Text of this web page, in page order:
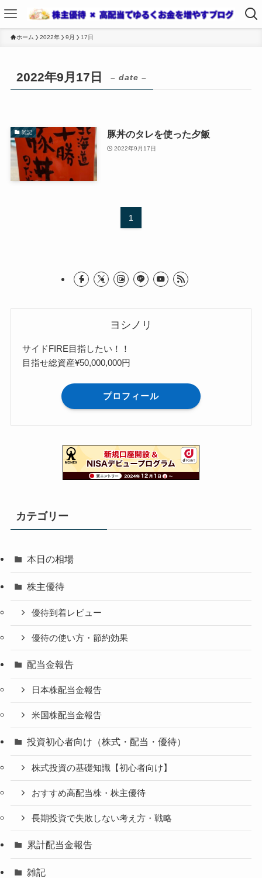
ホーム 2022年 9月 17日
2022年9月17日 – date –
雑記 豚丼のタレを使った夕飯
2022年9月17日
1
ヨシノリ
サイドFIRE目指したい！！
目指せ総資産¥50,000,000円
プロフィール
カテゴリー
本日の相場
株主優待
優待到着レビュー
優待の使い方・節約効果
配当金報告
日本株配当金報告
米国株配当金報告
投資初心者向け（株式・配当・優待）
株式投資の基礎知識【初心者向け】
おすすめ高配当株・株主優待
長期投資で失敗しない考え方・戦略
累計配当金報告
雑記